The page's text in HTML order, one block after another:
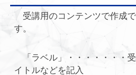
受講用のコンテンツで作成
す。
「ラベル」・・・・・・・
イトルなどを記入